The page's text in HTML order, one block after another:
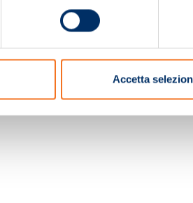
Accetta
Imprese Pistoia 01680210505 –